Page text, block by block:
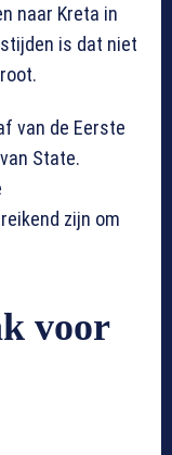
naar Kreta in
is dat niet
van de Eerste
State.
zijn om
voor